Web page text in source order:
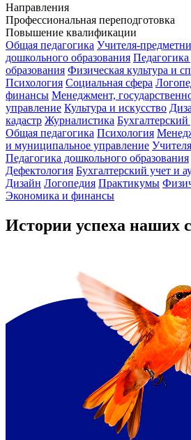
Направления
Профессиональная переподготовка
Повышение квалификации
Общая педагогика Учителя-
дошкольного образования
образования Физическая культура и
Психология Социальная сфера
финансы Менеджмент,
управление Культура и искусство
кадастр Журналистика Бухгалтерский
Общая педагогика Психология
и муниципальное управление
Педагогика дошкольного образования
Дефектология Бухгалтерский учет и
Дизайн Логопедия Практикумы
Экономика и финансы
Истории успеха наших